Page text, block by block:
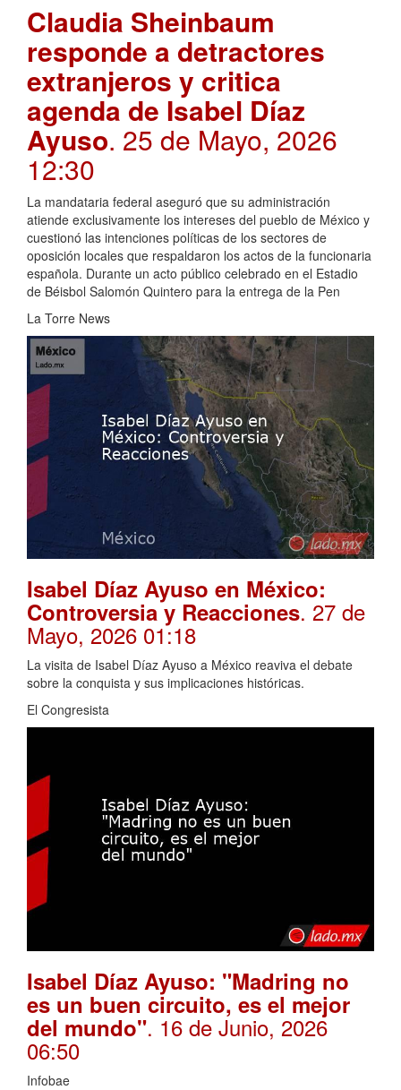
Claudia Sheinbaum
responde a detractores
extranjeros y critica
agenda de Isabel Díaz
Ayuso. 25 de Mayo, 2026
12:30
La mandataria federal aseguró que su administración
atiende exclusivamente los intereses del pueblo de México y
cuestionó las intenciones políticas de los sectores de
oposición locales que respaldaron los actos de la funcionaria
española. Durante un acto público celebrado en el Estadio
de Béisbol Salomón Quintero para la entrega de la Pen
La Torre News
Isabel Díaz Ayuso en México:
Controversia y Reacciones. 27 de
Mayo, 2026 01:18
La visita de Isabel Díaz Ayuso a México reaviva el debate
sobre la conquista y sus implicaciones históricas.
El Congresista
Isabel Díaz Ayuso: "Madring no
es un buen circuito, es el mejor
del mundo". 16 de Junio, 2026
06:50
Infobae